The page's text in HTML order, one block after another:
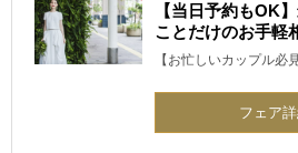
【当日予約もOK
ことだけのお手軽
【お忙しいカップル
フェア